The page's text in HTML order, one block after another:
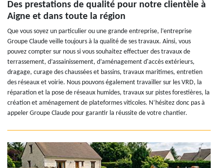
Des prestations de qualité pour notre clientèle à
Aigne et dans toute la région
Que vous soyez un particulier ou une grande entreprise, l’entreprise
Groupe Claude veille toujours à la qualité de ses travaux. Ainsi, vous
pouvez compter sur nous si vous souhaitez effectuer des travaux de
terrassement, d’assainissement, d’aménagement d'accès extérieurs,
dragage, curage des chaussées et bassins, travaux maritimes, entretien
des réseaux et voirie. Nous pouvons également travailler sur les VRD, la
réparation et la pose de réseaux humides, travaux sur pistes forestières, la
création et aménagement de plateformes viticoles. N’hésitez donc pas à
appeler Groupe Claude pour garantir la réussite de votre chantier.